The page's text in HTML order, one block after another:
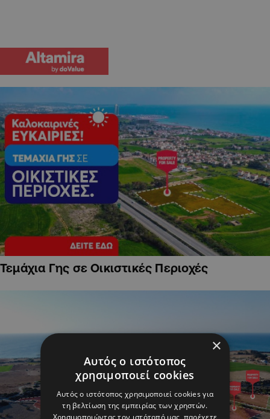
Τεμάχια Γης σε Οικιστικές Περιοχές
×
Αυτός ο ιστότοπος
χρησιμοποιεί cookies
Αυτός ο ιστότοπος χρησιμοποιεί cookies για
τη βελτίωση της εμπειρίας των χρηστών.
Χρησιμοποιώντας τον ιστότοπό μας, παρέχετε